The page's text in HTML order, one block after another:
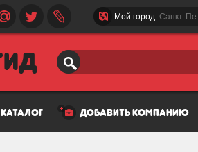
Мой город: Санкт-
каталог добавить компанию